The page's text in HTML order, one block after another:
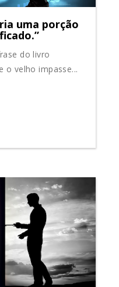
uma porção
do livro
o velho impasse...